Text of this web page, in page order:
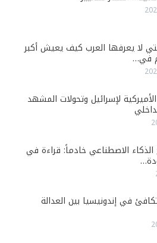
لا يعرفها العرب كيف يعيش أكبر
في…
لإسرائيل وتحولات المشهد
الاصطناعي خادماً: قراءة في
في إندونيسيا بين العدالة